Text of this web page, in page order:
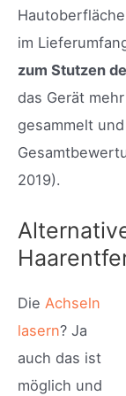
im
zum Stutzen
das Gerät
gesammelt
2019).
Die Achseln
lasern? Ja
auch das ist
möglich und